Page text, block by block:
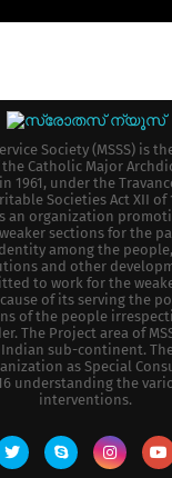
Society (MSSS) is
Catholic Major
1961, under the
Societies Act XII of
an organization
sections for the
among the
and other
to work for the
of its serving the
of the people
The Project area of
sub-continent.
as Special
understanding the
interventions.